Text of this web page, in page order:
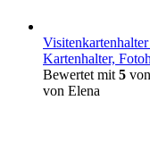
Kartenhalter,
Bewertet mit5
von Elena